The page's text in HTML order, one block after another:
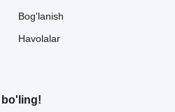
Bog'lanish
Havolalar
bo'ling!